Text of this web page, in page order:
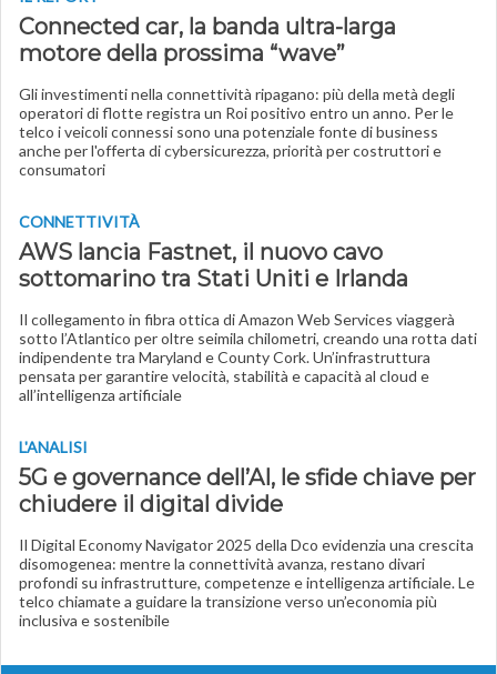
Connected car, la banda ultra-larga
motore della prossima “wave”
Gli investimenti nella connettività ripagano: più della metà degli
operatori di flotte registra un Roi positivo entro un anno. Per le
telco i veicoli connessi sono una potenziale fonte di business
anche per l'offerta di cybersicurezza, priorità per costruttori e
consumatori
CONNETTIVITÀ
AWS lancia Fastnet, il nuovo cavo
sottomarino tra Stati Uniti e Irlanda
Il collegamento in fibra ottica di Amazon Web Services viaggerà
sotto l’Atlantico per oltre seimila chilometri, creando una rotta dati
indipendente tra Maryland e County Cork. Un’infrastruttura
pensata per garantire velocità, stabilità e capacità al cloud e
all’intelligenza artificiale
L'ANALISI
5G e governance dell’AI, le sfide chiave per
chiudere il digital divide
Il Digital Economy Navigator 2025 della Dco evidenzia una crescita
disomogenea: mentre la connettività avanza, restano divari
profondi su infrastrutture, competenze e intelligenza artificiale. Le
telco chiamate a guidare la transizione verso un’economia più
inclusiva e sostenibile